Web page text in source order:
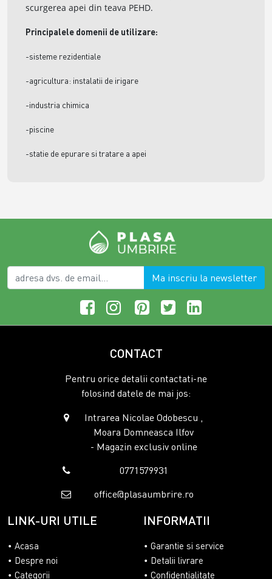
scurgerea apei din teava PEHD.
Principalele domenii de utilizare:
-sisteme rezidentiale
-agricultura: instalatii de irigare
-industria chimica
-piscine
-statie de epurare si tratare a apei
Ma inscriu la newsletter
CONTACT
Pentru orice detalii contactati-ne
folosind datele de mai jos:
Intrarea Nicolae Odobescu ,
Moara Domneasca Ilfov
- Magazin exclusiv online
0771579931
office@plasaumbrire.ro
LINK-URI UTILE
Acasa
Despre noi
Categorii
INFORMATII
Garantie si service
Detalii livrare
Confidentialitate